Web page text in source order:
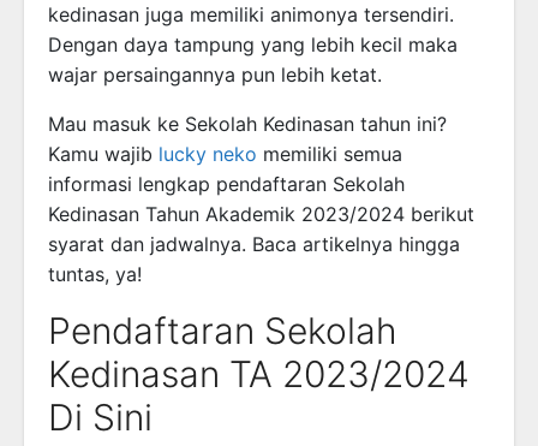
kedinasan juga memiliki animonya tersendiri.
Dengan daya tampung yang lebih kecil maka
wajar persaingannya pun lebih ketat.
Mau masuk ke Sekolah Kedinasan tahun ini?
Kamu wajib lucky neko memiliki semua
informasi lengkap pendaftaran Sekolah
Kedinasan Tahun Akademik 2023/2024 berikut
syarat dan jadwalnya. Baca artikelnya hingga
tuntas, ya!
Pendaftaran Sekolah
Kedinasan TA 2023/2024
Di Sini